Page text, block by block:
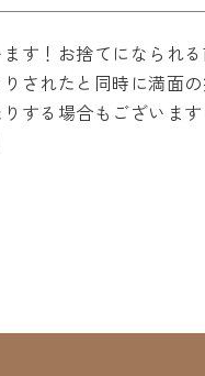
す！お捨てになられ
されたと同時に満面
する場合もございま